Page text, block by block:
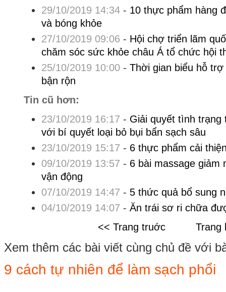
29/10/2019 14:34- 10 thực phẩm hàng
và bóng khỏe
27/10/2019 09:06 - Hội chợ triển lãm
chăm sóc sức khỏe châu Á tổ chức hội
25/10/2019 10:00- Thời gian biểu hỗ
bận rộn
Tin cũ hơn:
23/10/2019 16:17 - Giải quyết tình trạng
với bí quyết loại bỏ bụi bẩn sạch sâu
23/10/2019 15:17 - 6 thực phẩm cải
09/10/2019 13:57 - 6 bài massage
vận động
07/10/2019 14:47 - 5 thức quả bổ sung
04/10/2019 14:07 - Ăn trái sơ ri chữa
<< Trang truớc
Trang
Xem thêm các bài viết cùng chủ đề với
9 cách tự nhiên để làm sạch phổi